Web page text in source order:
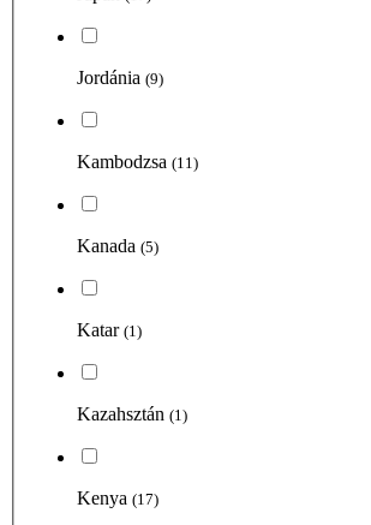
Jordánia (9)
Kambodzsa (11)
Kanada (5)
Katar (1)
Kazahsztán (1)
Kenya (17)